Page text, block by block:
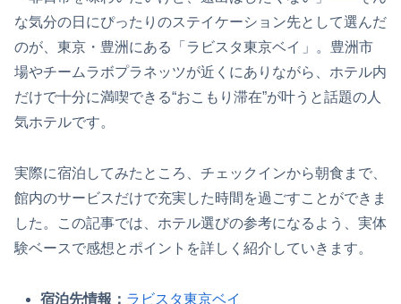
な気分の日にぴったりのステイケーション先として選んだ
のが、東京・豊洲にある「ラビスタ東京ベイ 」。豊洲市
場やチームラボプラネッツが近くにありながら、ホテル内
だけで十分に満喫できる“おこもり滞在”が叶うと話題の人
気ホテルです。
実際に宿泊してみたところ、チェックインから朝食まで、
館内のサービスだけで充実した時間を過ごすことができま
した。この記事では、ホテル選びの参考になるよう、実体
験ベースで感想とポイントを詳しく紹介していきます。
宿泊先情報： ラビスタ東京ベイ